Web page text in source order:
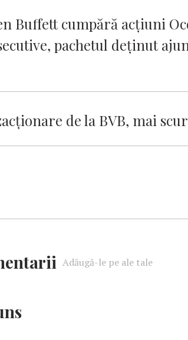
Buffett cumpără acțiuni
pachetul deţinut
de la BVB, mai
Adăugă-le pe ale tale